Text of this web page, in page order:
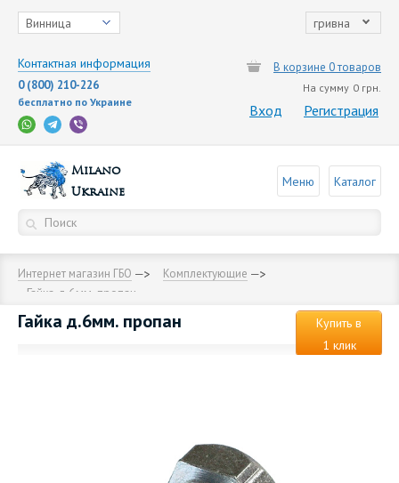
Винница гривна
Контактная информация
0 (800) 210-226
бесплатно по Украине
В корзине 0 товаров
На сумму 0 грн.
Вход Регистрация
Milano
Ukraine
Меню Каталог
Интернет магазин ГБО Комплектующие
Гайка д.6мм. пропан
Гайка д.6мм. пропан
Купить в
1 клик